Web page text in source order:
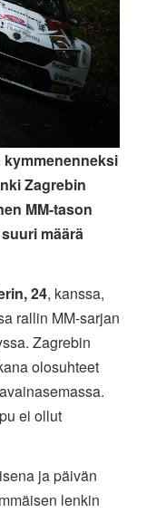
Zagrebin
MM-tason
määrä
24, kanssa,
rallin MM-sarjan
Zagrebin
olosuhteet
ei ollut
ja päivän
lenkin